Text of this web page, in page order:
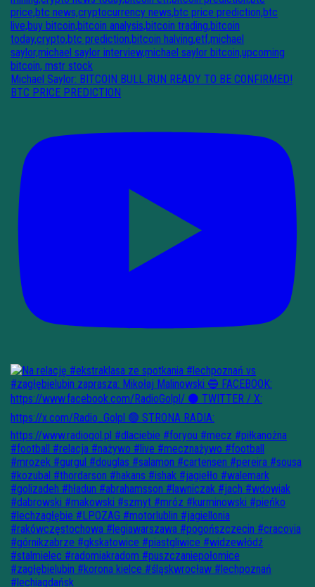
Michael Saylor: BITCOIN BULL RUN READY TO BE CONFIRMED!
BTC PRICE PREDICTION